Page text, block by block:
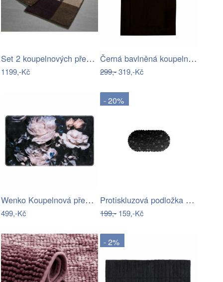
Set 2 koupelnových předložek MERKUR
1199,-Kč
Černá bavlněná koupelnová předložka…
299,-319,-Kč
Wenko Koupelnová předložka PEONY s…
499,-Kč
- 20%
Protiskluzová podložka do koupelny…
199,-159,-Kč
- 2%